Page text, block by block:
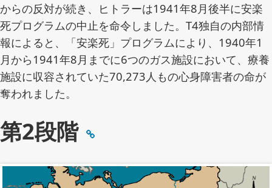
からの反対が続き、ヒトラーは1941年8月後半に安楽
死プログラムの中止を命令しました。T4独自の内部情
報によると、「安楽死」プログラムにより、1940年1
月から1941年8月までに6つのガス施設において、療養
施設に収容されていた70,273人もの心身障害者の命が
奪われました。
第2段階